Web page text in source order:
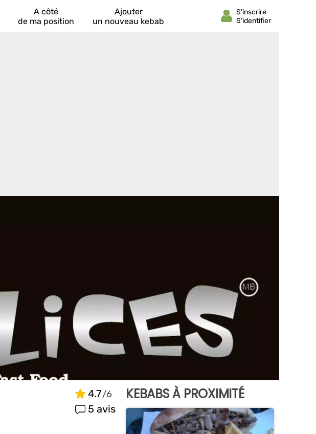
A côté
de ma position
Ajouter
un nouveau kebab
4.7
5 avis
KEBABS À PROXIMITÉ